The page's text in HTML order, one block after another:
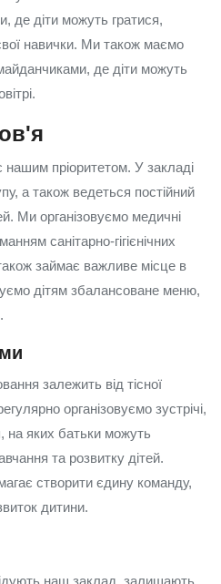
де діти можуть гратися,
навички. Ми також маємо
де діти можуть
пріоритетом. У закладі
а також ведеться постійний
Ми організовуємо медичні
санітарно-гігієнічних
займає важливе місце в
дітям збалансоване меню,
залежить від тісної
організовуємо зустрічі,
на яких батьки можуть
та розвитку дітей.
створити єдину команду,
дитини.
наш заклад, залишають